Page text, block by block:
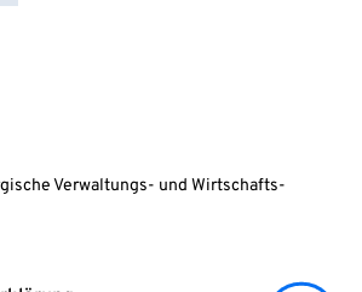
Verwaltungs- und Wirtschafts-